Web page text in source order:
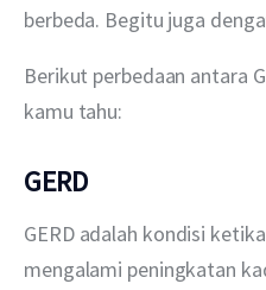
berbeda. Begitu juga
Berikut perbedaan antara
kamu tahu:
GERD
GERD adalah kondisi
mengalami peningkatan